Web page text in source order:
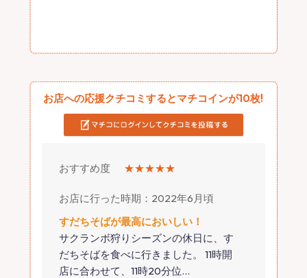
お店への応援クチコミするとマチコインが10枚!
おすすめ度 ★★★★★
お店に行った時期：2022年6月頃
すだちそばが最高においしい！
サクランボ狩りシーズンの休日に、す
だちそばを食べに行きました。 11時開
店に合わせて、11時20分位…